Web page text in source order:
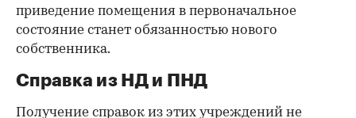
приведение помещения в первоначальное
состояние станет обязанностью нового
собственника.
Справка из НД и ПНД
Получение справок из этих учреждений не